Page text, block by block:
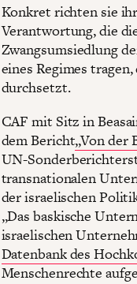
Konkret richten sie
Verantwortung, die
Zwangsumsiedlung
eines Regimes
durchsetzt.
CAF mit Sitz in
dem Bericht„Von der
UN-
transnationalen
der israelischen
„Das baskische
israelischen
Datenbank des
Menschenrechte